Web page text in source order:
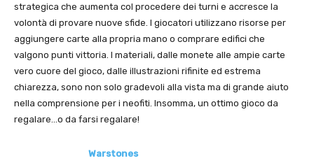
strategica che aumenta col procedere dei turni e accresce la
volontà di provare nuove sfide. I giocatori utilizzano risorse per
aggiungere carte alla propria mano o comprare edifici che
valgono punti vittoria. I materiali, dalle monete alle ampie carte
vero cuore del gioco, dalle illustrazioni rifinite ed estrema
chiarezza, sono non solo gradevoli alla vista ma di grande aiuto
nella comprensione per i neofiti. Insomma, un ottimo gioco da
regalare…o da farsi regalare!
Warstones